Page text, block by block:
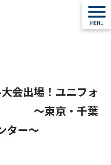
会出場！ユニフォ
東京・千葉
ター～